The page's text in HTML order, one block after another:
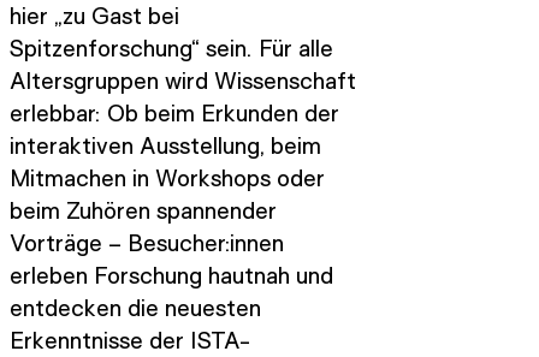
hier „zu Gast bei
Spitzenforschung“ sein. Für alle
Altersgruppen wird Wissenschaft
erlebbar: Ob beim Erkunden der
interaktiven Ausstellung, beim
Mitmachen in Workshops oder
beim Zuhören spannender
Vorträge – Besucher:innen
erleben Forschung hautnah und
entdecken die neuesten
Erkenntnisse der ISTA-